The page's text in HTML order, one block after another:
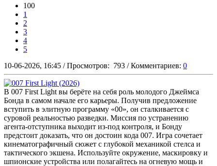
100
1
2
3
4
5
10-06-2026, 16:45 / Просмотров: 793 / Комментариев: 0
В 007 First Light вы берёте на себя роль молодого Джеймса
Бонда в самом начале его карьеры. Получив предложение
вступить в элитную программу «00», он сталкивается с
суровой реальностью разведки. Миссия по устранению
агента-отступника выходит из-под контроля, и Бонду
предстоит доказать, что он достоин кода 007. Игра сочетает
кинематографичный сюжет с глубокой механикой стелса и
тактического экшена. Используйте окружение, маскировку и
шпионские устройства или полагайтесь на огневую мощь и